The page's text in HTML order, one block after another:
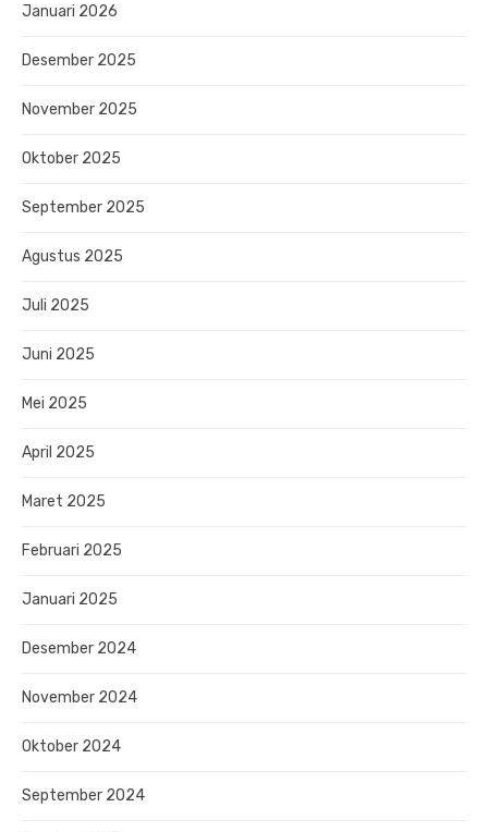
Januari 2026
Desember 2025
November 2025
Oktober 2025
September 2025
Agustus 2025
Juli 2025
Juni 2025
Mei 2025
April 2025
Maret 2025
Februari 2025
Januari 2025
Desember 2024
November 2024
Oktober 2024
September 2024